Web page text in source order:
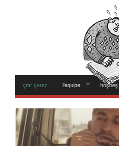
çıtır çerez l’equipe hoşbeş